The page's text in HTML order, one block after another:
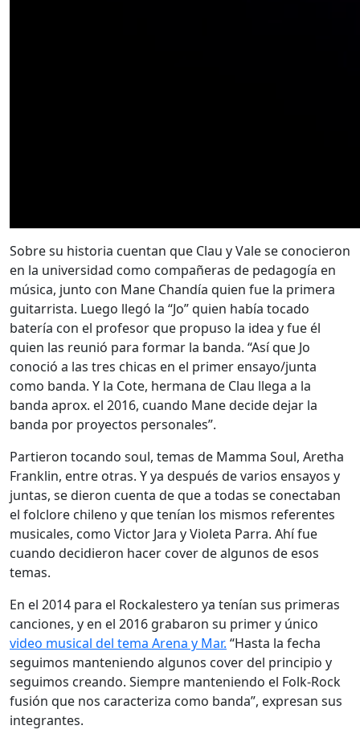
Sobre su historia cuentan que Clau y Vale se conocieron
en la universidad como compañeras de pedagogía en
música, junto con Mane Chandía quien fue la primera
guitarrista. Luego llegó la “Jo” quien había tocado
batería con el profesor que propuso la idea y fue él
quien las reunió para formar la banda. “Así que Jo
conoció a las tres chicas en el primer ensayo/junta
como banda. Y la Cote, hermana de Clau llega a la
banda aprox. el 2016, cuando Mane decide dejar la
banda por proyectos personales”.
Partieron tocando soul, temas de Mamma Soul, Aretha
Franklin, entre otras. Y ya después de varios ensayos y
juntas, se dieron cuenta de que a todas se conectaban
el folclore chileno y que tenían los mismos referentes
musicales, como Victor Jara y Violeta Parra. Ahí fue
cuando decidieron hacer cover de algunos de esos
temas.
En el 2014 para el Rockalestero ya tenían sus primeras
canciones, y en el 2016 grabaron su primer y único
video musical del tema Arena y Mar. “Hasta la fecha
seguimos manteniendo algunos cover del principio y
seguimos creando. Siempre manteniendo el Folk-Rock
fusión que nos caracteriza como banda”, expresan sus
integrantes.